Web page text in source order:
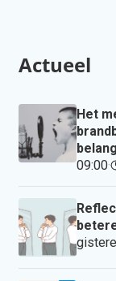
Actueel
Het
09:00·